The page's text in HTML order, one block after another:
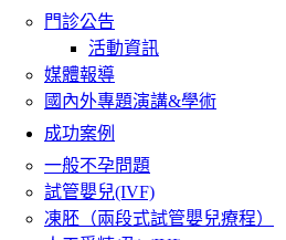
門診公告
活動資訊
媒體報導
國內外專題演講&學術
成功案例
一般不孕問題
試管嬰兒(IVF)
凍胚（兩段式試管嬰兒療程）